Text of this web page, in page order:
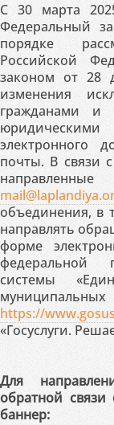
С 30 марта
Федеральный
порядке
Российской
законом от 28
изменения
гражданами и
электронного
почты. В связи
объединения, в
направлять
форме
федеральной
системы
https://
«Госуслуги.
Для
обратной
баннер: